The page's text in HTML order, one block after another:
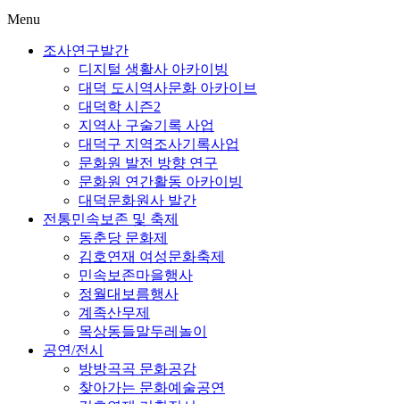
Menu
조사연구발간
디지털 생활사 아카이빙
대덕 도시역사문화 아카이브
대덕학 시즌2
지역사 구술기록 사업
대덕구 지역조사기록사업
문화원 발전 방향 연구
문화원 연간활동 아카이빙
대덕문화원사 발간
전통민속보존 및 축제
동춘당 문화제
김호연재 여성문화축제
민속보존마을행사
정월대보름행사
계족산무제
목상동들말두레놀이
공연/전시
방방곡곡 문화공감
찾아가는 문화예술공연